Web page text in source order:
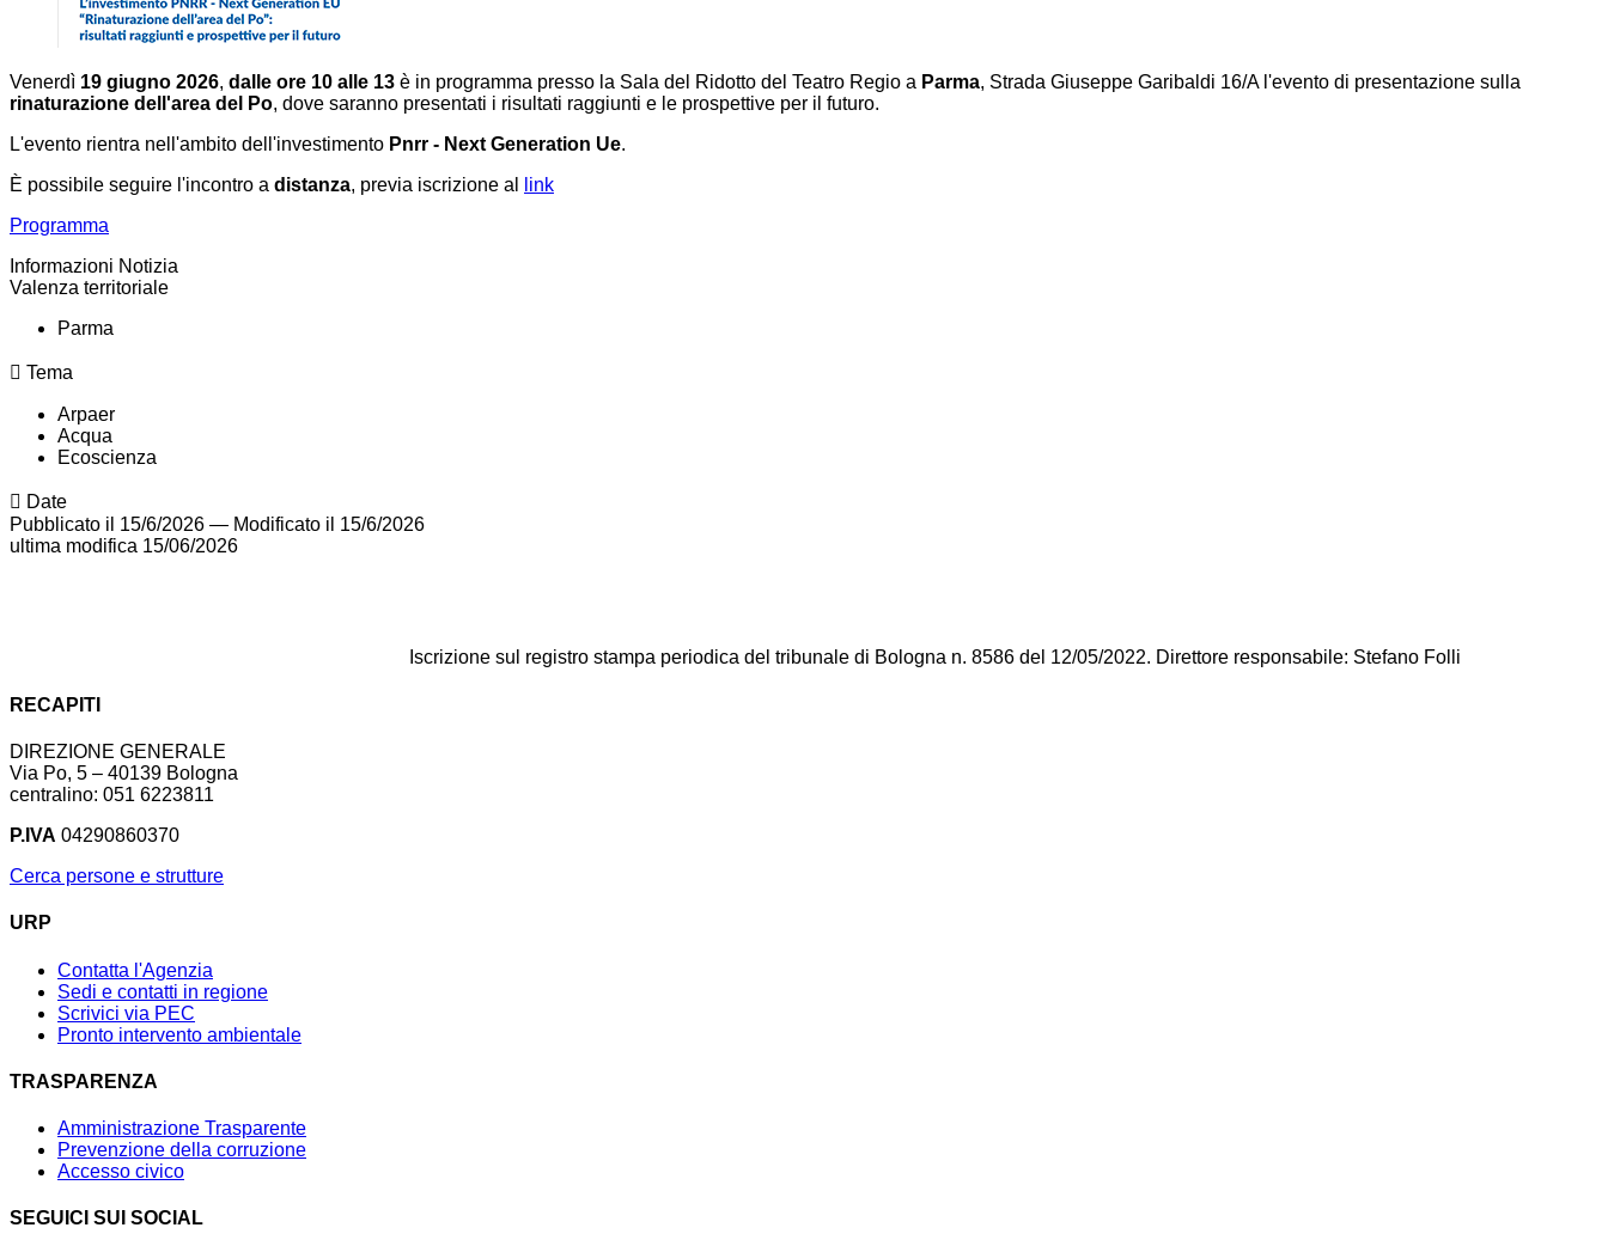
Venerdì 19 giugno 2026, dalle ore 10 alle 13 è in programma presso la Sala del Ridotto del Teatro Regio a Parma, Strada Giuseppe Garibaldi 16/A l'evento di presentazione sulla
rinaturazione dell'area del Po, dove saranno presentati i risultati raggiunti e le prospettive per il futuro.
L'evento rientra nell'ambito dell'investimento Pnrr - Next Generation Ue.
È possibile seguire l'incontro a distanza, previa iscrizione al
link
Programma
Informazioni Notizia
Valenza territoriale
Parma
Tema
Arpaer
Acqua
Ecoscienza
Date
Pubblicato il 15/6/2026 — Modificato il 15/6/2026
ultima modifica 15/06/2026
Iscrizione sul registro stampa periodica del tribunale di Bologna n. 8586 del 12/05/2022. Direttore responsabile: Stefano Folli
RECAPITI
DIREZIONE GENERALE
Via Po, 5 – 40139 Bologna
centralino: 051 6223811
P.IVA 04290860370
Cerca persone e strutture
URP
Contatta l'Agenzia
Sedi e contatti in regione
Scrivici via PEC
Pronto intervento ambientale
TRASPARENZA
Amministrazione Trasparente
Prevenzione della corruzione
Accesso civico
SEGUICI SUI SOCIAL